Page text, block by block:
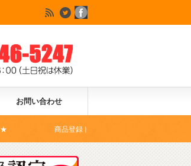
お問い合わせ
商品登録ドットコムは、Yahoo!ショッピングの公式コマー